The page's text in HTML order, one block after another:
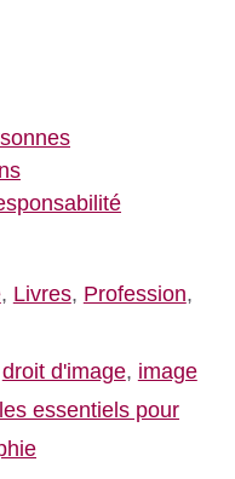
, Livres, Profession,
droit d'image, image
les essentiels pour